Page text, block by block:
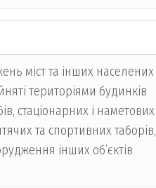
міст та інших населених
територіями будинків
стаціонарних і наметових
та спортивних таборів,
інших об’єктів